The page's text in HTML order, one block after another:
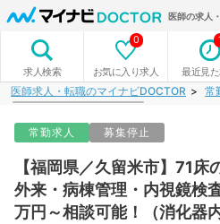
医師の求人
求人検索 お気に入り求人
0
最近見
医師求人・転職のマイナビDOCTOR 常
常勤求人 募集停止
【福岡県／久留米市】71
外来・病棟管理・内視鏡
万円～相談可能！（消化器